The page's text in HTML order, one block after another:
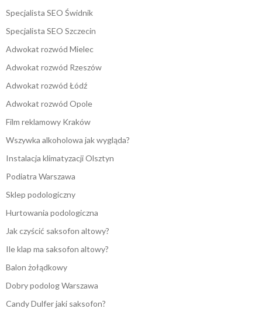
Specjalista SEO Świdnik
Specjalista SEO Szczecin
Adwokat rozwód Mielec
Adwokat rozwód Rzeszów
Adwokat rozwód Łódź
Adwokat rozwód Opole
Film reklamowy Kraków
Wszywka alkoholowa jak wygląda?
Instalacja klimatyzacji Olsztyn
Podiatra Warszawa
Sklep podologiczny
Hurtowania podologiczna
Jak czyścić saksofon altowy?
Ile klap ma saksofon altowy?
Balon żołądkowy
Dobry podolog Warszawa
Candy Dulfer jaki saksofon?